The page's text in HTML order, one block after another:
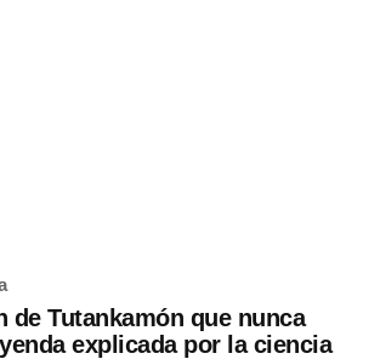
de Tutankamón que nunca
explicada por la ciencia